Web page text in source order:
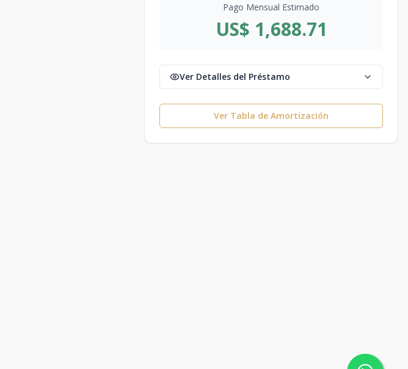
Pago Mensual Estimado
US$ 1,688.71
Ver Detalles del Préstamo
Ver Tabla de Amortización